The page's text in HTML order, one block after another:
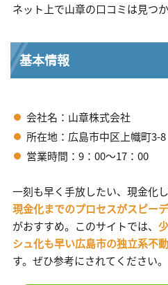
ネット上で山章の口コミは見つ
基本情報
会社名：山章株式会社
所在地：広島市中区上幟町3-8
営業時間：9：00～17：00
一刻も早く手放したい、現金化
現金化までのプロセスがスピー
がおすすめ。このサイトでは、
シュ化も早い広島市の独立系不
す。ぜひ参考にされてください。